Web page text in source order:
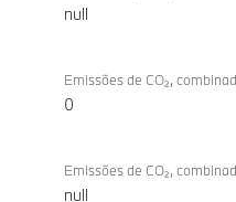
null
Emissões de CO₂,
0
Emissões de CO₂,
null